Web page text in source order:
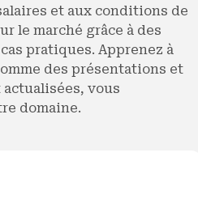
et aux conditions de
le marché grâce à des
pratiques. Apprenez à
des présentations et
vous
domaine.